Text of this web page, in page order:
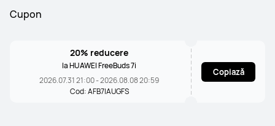
Cupon
20% reducere
la HUAWEI FreeBuds 7i
2026.07.31 21:00 - 2026.08.08 20:59
Cod: AFB7IAUGFS
Copiază